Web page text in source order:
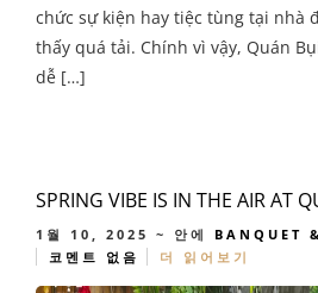
chức sự kiện hay tiệc tùng tại nhà
thấy quá tải. Chính vì vậy, Quán
dễ […]
SPRING VIBE IS IN THE AIR AT
1월 10, 2025 ~ 안에 BANQUET
코멘트 없음
더 읽어보기